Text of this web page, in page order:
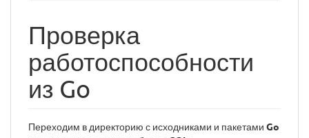
Проверка
работоспособности
из Go
Переходим в директорию с исходниками и пакетами Go